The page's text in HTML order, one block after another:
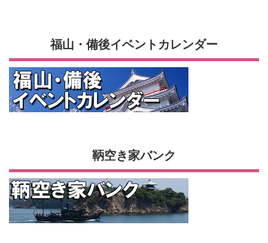
福山・備後イベントカレンダー
鞆空き家バンク